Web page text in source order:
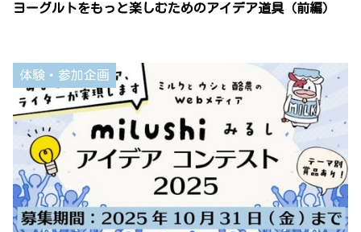
ヨーグルトをもっと楽しむためのアイデア道具（前編）
体験・参加企画